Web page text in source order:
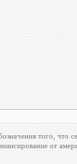
того, что
от